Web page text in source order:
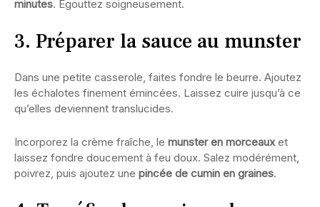
minutes. Égouttez soigneusement.
3. Préparer la sauce au munster
Dans une petite casserole, faites fondre le beurre. Ajoutez
les échalotes finement émincées. Laissez cuire jusqu’à ce
qu’elles deviennent translucides.
Incorporez la crème fraîche, le munster en morceauxet
laissez fondre doucement à feu doux. Salez modérément,
poivrez, puis ajoutez une pincée de cumin en graines.